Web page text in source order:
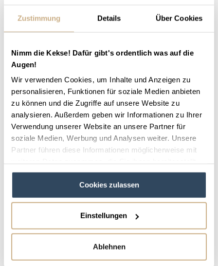
Zustimmung Details Über Cookies
Nimm die Kekse! Dafür gibt's ordentlich was auf die
Augen!
Wir verwenden Cookies, um Inhalte und Anzeigen zu
personalisieren, Funktionen für soziale Medien anbieten
zu können und die Zugriffe auf unsere Website zu
analysieren. Außerdem geben wir Informationen zu Ihrer
Verwendung unserer Website an unsere Partner für
soziale Medien, Werbung und Analysen weiter. Unsere
Partner führen diese Informationen möglicherweise mit
haben oder die sie im Rahmen Ihrer Nutzung der Dienste
Cookies zulassen
Einstellungen
Ablehnen